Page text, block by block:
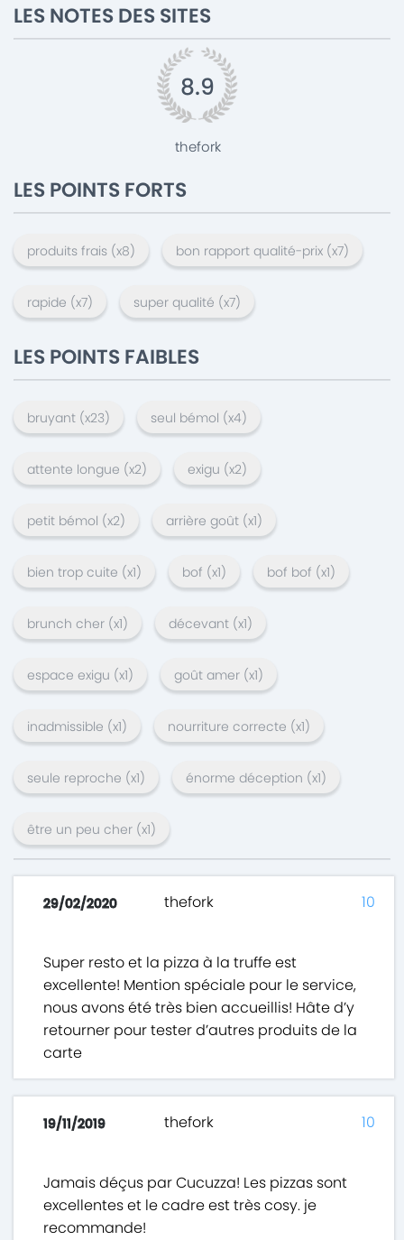
LES NOTES DES SITES
8.9
thefork
LES POINTS FORTS
produits frais (x8) bon rapport qualité-prix (x7)
rapide (x7) super qualité (x7)
LES POINTS FAIBLES
bruyant (x23) seul bémol (x4)
attente longue (x2) exigu (x2)
petit bémol (x2) arrière goût (x1)
bien trop cuite (x1) bof (x1) bof bof (x1)
brunch cher (x1) décevant (x1)
espace exigu (x1) goût amer (x1)
inadmissible (x1) nourriture correcte (x1)
seule reproche (x1) énorme déception (x1)
être un peu cher (x1)
29/02/2020 thefork
Super resto et la pizza à la truffe est
excellente! Mention spéciale pour le service,
nous avons été très bien accueillis! Hâte d’y
retourner pour tester d’autres produits de la
carte
10
19/11/2019 thefork
Jamais déçus par Cucuzza! Les pizzas sont
excellentes et le cadre est très cosy. je
recommande!
10